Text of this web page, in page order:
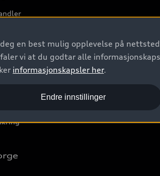
en best mulig opplevelse på
vi at du godtar alle
informasjonskapsler her.
Endre innstillinger